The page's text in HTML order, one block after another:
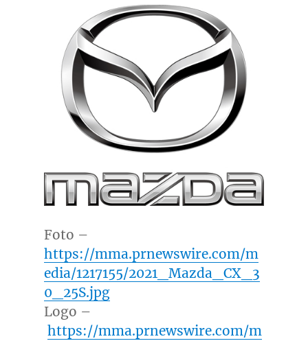
Foto –
https://mma.prnewswire.com/m
edia/1217155/2021_Mazda_CX_3
0_25S.jpg
Logo –
https://mma.prnewswire.com/m